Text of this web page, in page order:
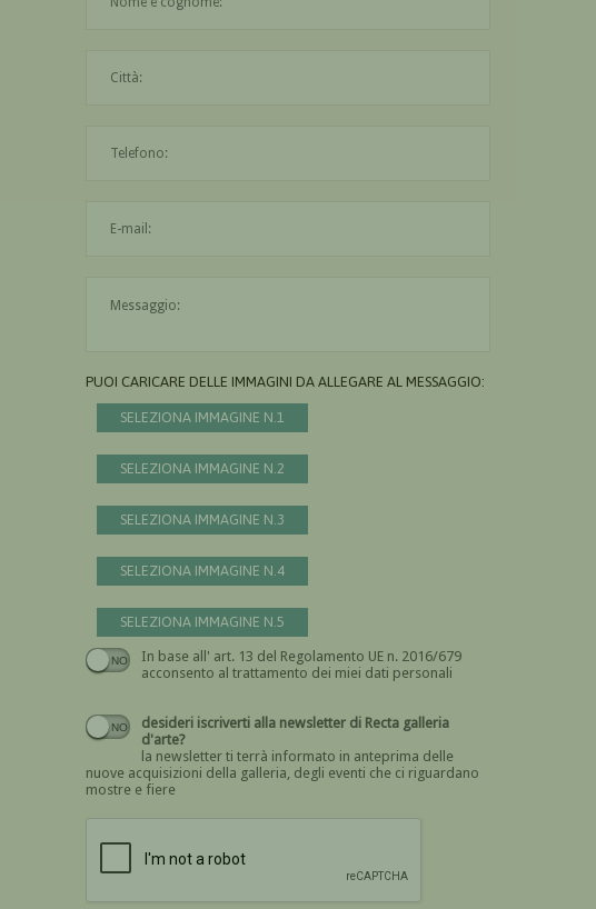
PUOI CARICARE DELLE IMMAGINI DA ALLEGARE AL MESSAGGIO:
SELEZIONA IMMAGINE N.1
SELEZIONA IMMAGINE N.2
SELEZIONA IMMAGINE N.3
SELEZIONA IMMAGINE N.4
SELEZIONA IMMAGINE N.5
In base all' art. 13 del Regolamento UE n. 2016/679
acconsento al trattamento dei miei dati personali
Devi dare il consenso
desideri iscriverti alla newsletter di Recta galleria
d'arte?
la newsletter ti terrà informato in anteprima delle
nuove acquisizioni della galleria, degli eventi che ci riguardano
mostre e fiere